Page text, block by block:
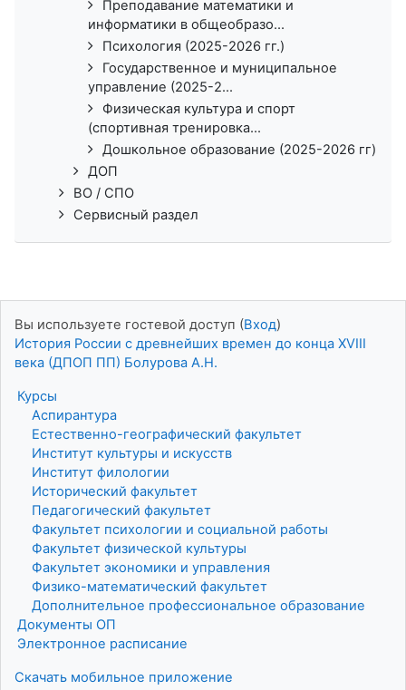
Преподавание математики и
информатики в общеобразо...
Психология (2025-2026 гг.)
Государственное и муниципальное
управление (2025-2...
Физическая культура и спорт
(спортивная тренировка...
Дошкольное образование (2025-2026 гг)
ДОП
ВО / СПО
Сервисный раздел
Вы используете гостевой доступ (Вход)
История России с древнейших времен до конца XVIII
века (ДПОП ПП) Болурова А.Н.
Курсы
Аспирантура
Естественно-географический факультет
Институт культуры и искусств
Институт филологии
Исторический факультет
Педагогический факультет
Факультет психологии и социальной работы
Факультет физической культуры
Факультет экономики и управления
Физико-математический факультет
Дополнительное профессиональное образование
Документы ОП
Электронное расписание
Скачать мобильное приложение